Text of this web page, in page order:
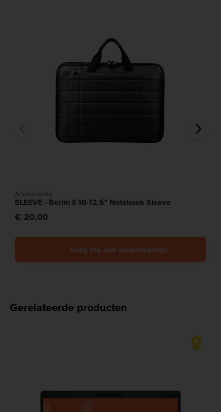
Accessoires
SLEEVE - Berlin II 10-12.5" Notebook Sleeve
€ 20,00
Voeg toe aan winkelmandje
Gerelateerde producten